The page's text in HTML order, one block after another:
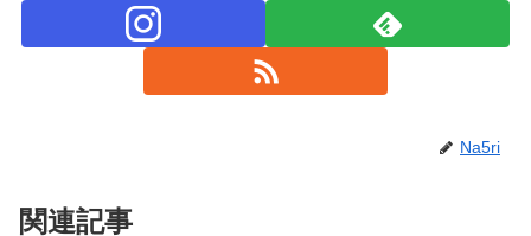
Na5ri
関連記事